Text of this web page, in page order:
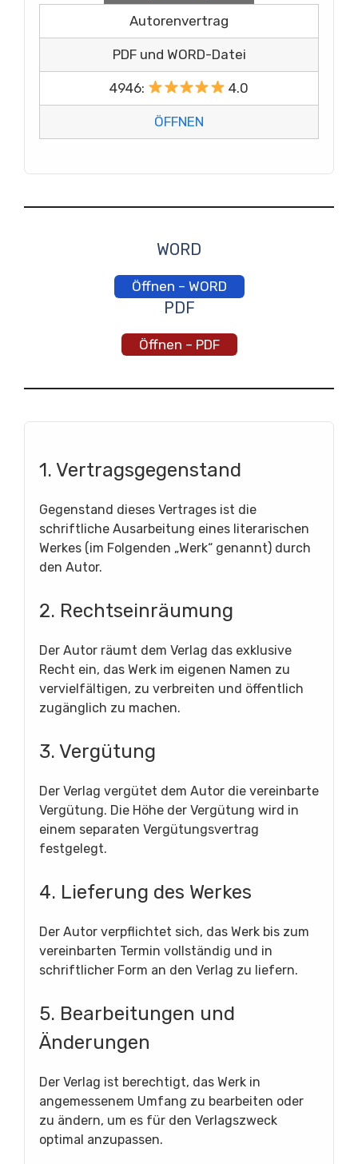
Autorenvertrag
PDF und WORD-Datei
4946: 4.0
ÖFFNEN
WORD
Öffnen – WORD
PDF
Öffnen – PDF
1. Vertragsgegenstand
Gegenstand dieses Vertrages ist die
schriftliche Ausarbeitung eines literarischen
Werkes (im Folgenden „Werk“ genannt) durch
den Autor.
2. Rechtseinräumung
Der Autor räumt dem Verlag das exklusive
Recht ein, das Werk im eigenen Namen zu
vervielfältigen, zu verbreiten und öffentlich
zugänglich zu machen.
3. Vergütung
Der Verlag vergütet dem Autor die vereinbarte
Vergütung. Die Höhe der Vergütung wird in
einem separaten Vergütungsvertrag
festgelegt.
4. Lieferung des Werkes
Der Autor verpflichtet sich, das Werk bis zum
vereinbarten Termin vollständig und in
schriftlicher Form an den Verlag zu liefern.
5. Bearbeitungen und
Änderungen
Der Verlag ist berechtigt, das Werk in
angemessenem Umfang zu bearbeiten oder
zu ändern, um es für den Verlagszweck
optimal anzupassen.